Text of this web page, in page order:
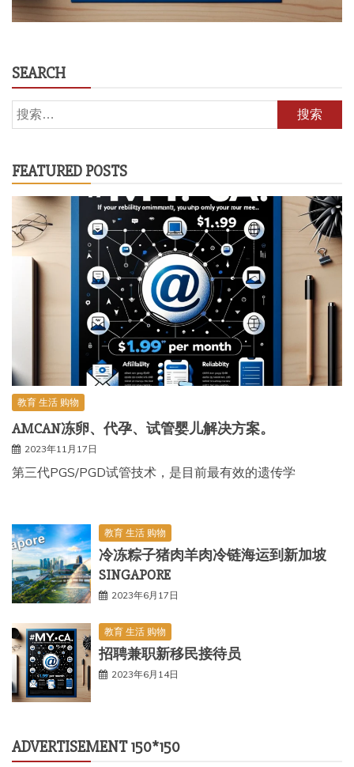
SEARCH
搜
索：
FEATURED POSTS
教育 生活 购物
AMCAN冻卵、代孕、试管婴儿解决方案。
2023年11月17日
第三代PGS/PGD试管技术，是目前最有效的遗传学
教育 生活 购物
冷冻粽子猪肉羊肉冷链海运到新加坡
SINGAPORE
2023年6月17日
教育 生活 购物
招聘兼职新移民接待员
2023年6月14日
ADVERTISEMENT 150*150